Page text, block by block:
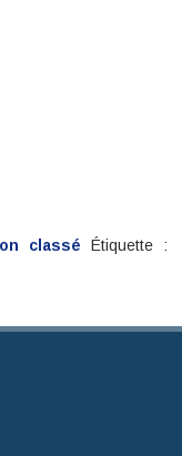
classé
Étiquette :